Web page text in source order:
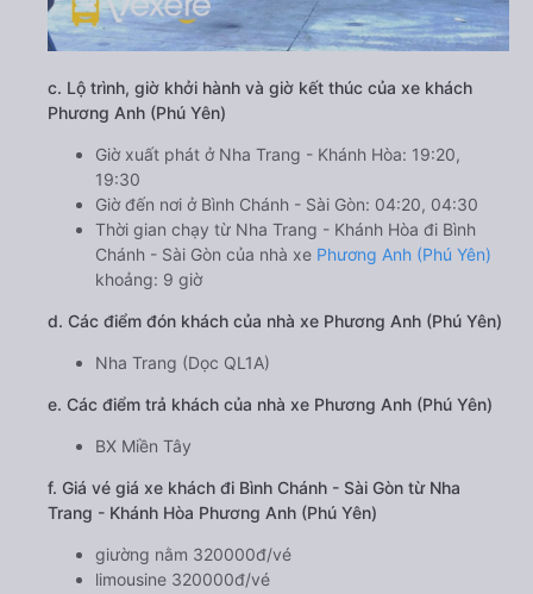
c. Lộ trình, giờ khởi hành và giờ kết thúc của xe khách
Phương Anh (Phú Yên)
Giờ xuất phát ở Nha Trang - Khánh Hòa: 19:20,
19:30
Giờ đến nơi ở Bình Chánh - Sài Gòn: 04:20, 04:30
Thời gian chạy từ Nha Trang - Khánh Hòa đi Bình
Chánh - Sài Gòn của nhà xe Phương Anh (Phú Yên)
khoảng: 9 giờ
d. Các điểm đón khách của nhà xe Phương Anh (Phú Yên)
Nha Trang (Dọc QL1A)
e. Các điểm trả khách của nhà xe Phương Anh (Phú Yên)
BX Miền Tây
f. Giá vé giá xe khách đi Bình Chánh - Sài Gòn từ Nha
Trang - Khánh Hòa Phương Anh (Phú Yên)
giường nằm 320000đ/vé
limousine 320000đ/vé